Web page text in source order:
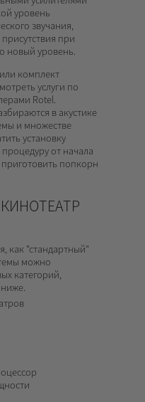
уровень
звучания,
при
новый уровень.
комплект
услуги по
Rotel.
в акустике
и множестве
установку
от начала
приготовить попкорн
как "стандартный"
можно
категорий,